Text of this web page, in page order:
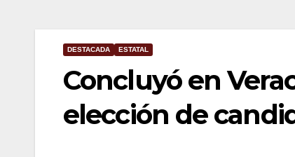
DESTACADA ESTATAL
Concluyó en
elección de